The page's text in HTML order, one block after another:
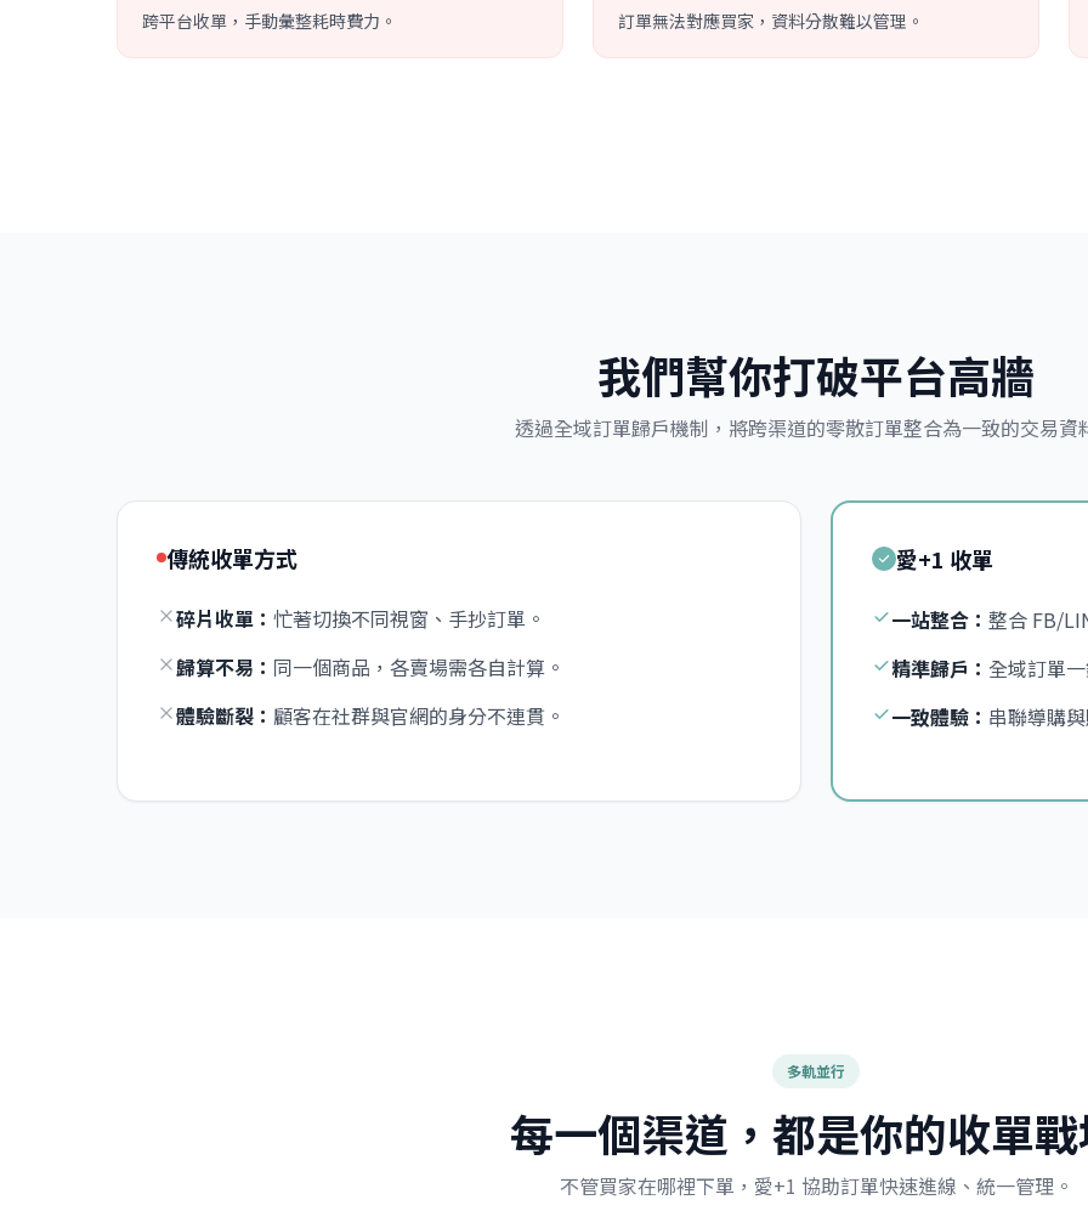
跨平台收單，手動彙整耗時費力。 訂單無法對應買家，資料分散難以管理。
我們幫你打破平台高牆
透過全域訂單歸戶機制，將跨渠道的零散訂單整合為一致的交易資
傳統收單方式
碎片收單： 忙著切換不同視窗、手抄訂單。
歸算不易： 同一個商品，各賣場需各自計算。
體驗斷裂： 顧客在社群與官網的身分不連貫。
愛+1 收單
一站整合： 整合 FB/
精準歸戶： 全域訂單
一致體驗： 串聯導購
多軌並行
每一個渠道，都是你的收單
不管買家在哪裡下單，愛+1 協助訂單快速進線、統一管理。